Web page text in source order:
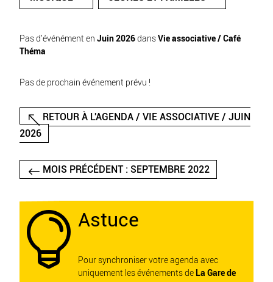
Pas d'événément en Juin 2026dansVie associative / Café
Théma
Pas de prochain événement prévu !
RETOUR À L'AGENDA / VIE ASSOCIATIVE / JUIN
2026
MOIS PRÉCÉDENT : SEPTEMBRE 2022
 Astuce
Pour synchroniser votre agenda avec
uniquement les événements de La Gare de